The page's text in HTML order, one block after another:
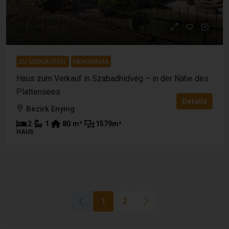
ZU VERKAUFEN PANORAMA
Haus zum Verkauf in Szabadhídvég – in der Nähe des
Plattensees
Bezirk Enying
2 1 80 m² 1579m²
HAUS
Details
1 2